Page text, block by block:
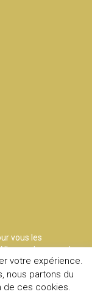
vous les
plus peur du
pour mettre en
votre expérience.
nous partons du
de ces cookies.